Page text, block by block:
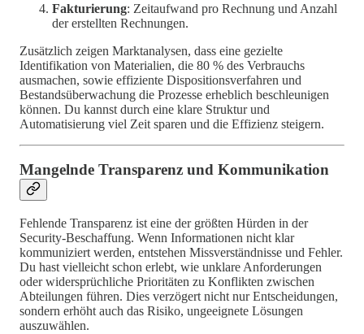
Fakturierung: Zeitaufwand pro Rechnung und Anzahl
der erstellten Rechnungen.
Zusätzlich zeigen Marktanalysen, dass eine gezielte
Identifikation von Materialien, die 80 % des Verbrauchs
ausmachen, sowie effiziente Dispositionsverfahren und
Bestandsüberwachung die Prozesse erheblich beschleunigen
können. Du kannst durch eine klare Struktur und
Automatisierung viel Zeit sparen und die Effizienz steigern.
Mangelnde Transparenz und Kommunikation
Fehlende Transparenz ist eine der größten Hürden in der
Security-Beschaffung. Wenn Informationen nicht klar
kommuniziert werden, entstehen Missverständnisse und Fehler.
Du hast vielleicht schon erlebt, wie unklare Anforderungen
oder widersprüchliche Prioritäten zu Konflikten zwischen
Abteilungen führen. Dies verzögert nicht nur Entscheidungen,
sondern erhöht auch das Risiko, ungeeignete Lösungen
auszuwählen.